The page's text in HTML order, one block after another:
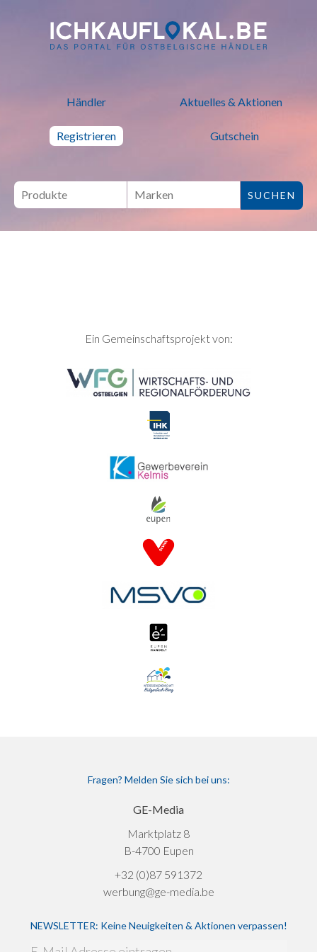
ich kauf lokal - Bei lokalen
Händler Aktuelles & Aktionen
Registrieren Gutschein
SEITENFUSSEin Gemeinschaftsprojekt von:
Fragen? Melden Sie sich bei uns:
GE-Media
Marktplatz 8
B-4700 Eupen
+32 (0)87 591372
werbung@ge-media.be
NEWSLETTER: Keine Neuigkeiten & Aktionen verpassen!